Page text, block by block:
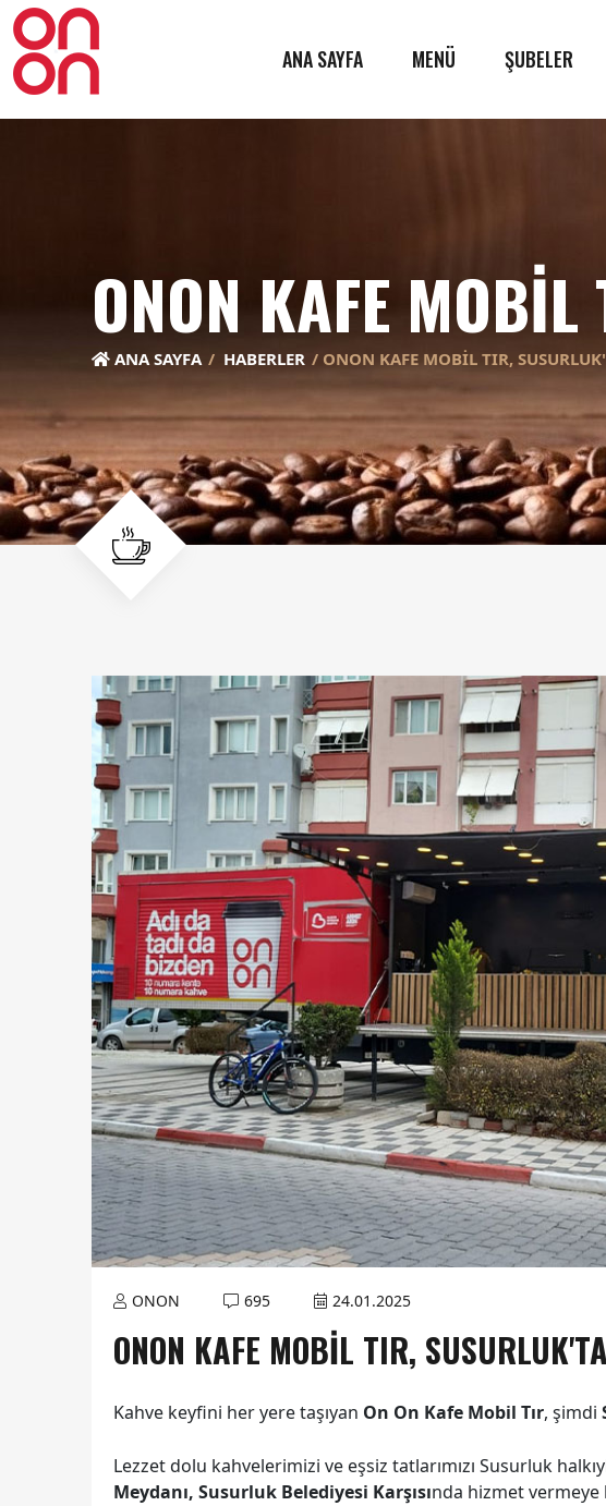
ANA SAYFA MENÜ ŞUBELER
ONON KAFE
ANA SAYFA HABERLER ONON KAFE MOBİL TIR,
ONON 695 24.01.2025
ONON KAFE MOBİL TIR, SUSURLUK'TA
Kahve keyfini her yere taşıyan On On Kafe Mobil Tır, şimdi
Lezzet dolu kahvelerimizi ve eşsiz tatlarımızı Susurluk
Meydanı, Susurluk Belediyesi Karşısında hizmet vermeye